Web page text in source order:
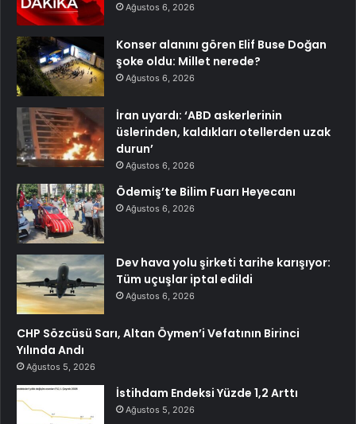
Ağustos 6, 2026
Konser alanını gören Elif Buse Doğan
şoke oldu: Millet nerede?
Ağustos 6, 2026
İran uyardı: ‘ABD askerlerinin
üslerinden, kaldıkları otellerden uzak
durun’
Ağustos 6, 2026
Ödemiş’te Bilim Fuarı Heyecanı
Ağustos 6, 2026
Dev hava yolu şirketi tarihe karışıyor:
Tüm uçuşlar iptal edildi
Ağustos 6, 2026
CHP Sözcüsü Sarı, Altan Öymen’i Vefatının Birinci
Yılında Andı
Ağustos 5, 2026
İstihdam Endeksi Yüzde 1,2 Arttı
Ağustos 5, 2026